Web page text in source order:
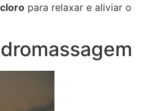
para relaxar e aliviar o